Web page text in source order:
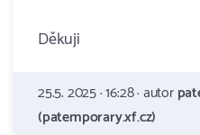
Děkuji
25.5. 2025 · 16:28 · autor
(patemporary.xf.cz)